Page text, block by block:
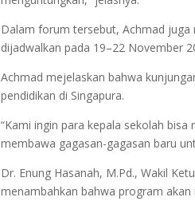
Dalam forum tersebut, Achmad juga
dijadwalkan pada 19–22 November
Achmad mejelaskan bahwa
pendidikan di Singapura.
“Kami ingin para kepala sekolah
membawa gagasan-gagasan baru
Dr. Enung Hasanah, M.Pd., Wakil
menambahkan bahwa program